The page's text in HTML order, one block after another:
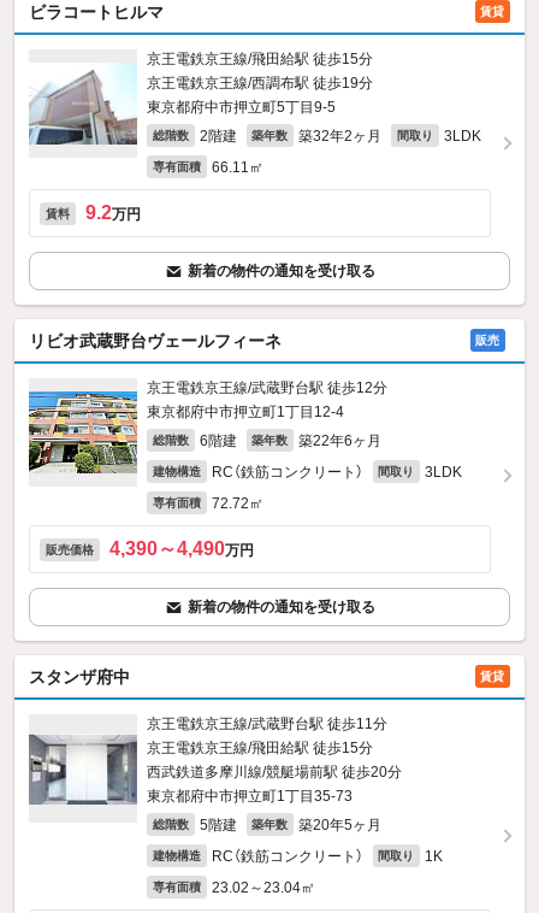
ビラコートヒルマ 賃貸
京王電鉄京王線/飛田給駅 徒歩15分
京王電鉄京王線/西調布駅 徒歩19分
東京都府中市押立町5丁目9-5
総階数 2階建 築年数 築32年2ヶ月 間取り 3LDK
専有面積 66.11㎡
賃料 9.2万円
新着の物件の通知を受け取る
リビオ武蔵野台ヴェールフィーネ 販売
京王電鉄京王線/武蔵野台駅 徒歩12分
東京都府中市押立町1丁目12-4
総階数 6階建 築年数 築22年6ヶ月
建物構造 RC（鉄筋コンクリート） 間取り 3LDK
専有面積 72.72㎡
販売価格 4,390～4,490万円
新着の物件の通知を受け取る
スタンザ府中 賃貸
京王電鉄京王線/武蔵野台駅 徒歩11分
京王電鉄京王線/飛田給駅 徒歩15分
西武鉄道多摩川線/競艇場前駅 徒歩20分
東京都府中市押立町1丁目35-73
総階数 5階建 築年数 築20年5ヶ月
建物構造 RC（鉄筋コンクリート） 間取り 1K
専有面積 23.02～23.04㎡